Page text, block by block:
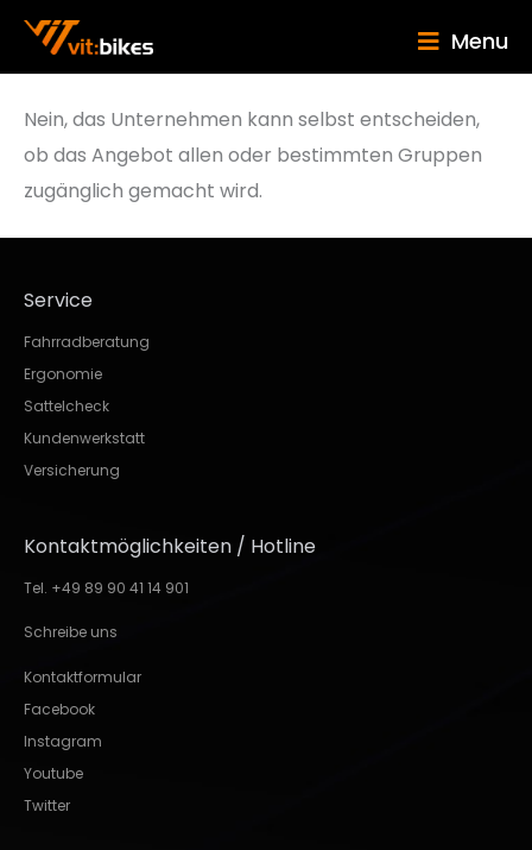
Menu
Nein, das Unternehmen kann selbst entscheiden,
ob das Angebot allen oder bestimmten Gruppen
zugänglich gemacht wird.
Service
Fahrradberatung
Ergonomie
Sattelcheck
Kundenwerkstatt
Versicherung
Kontaktmöglichkeiten / Hotline
Tel. +49 89 90 41 14 901
Schreibe uns
Kontaktformular
Facebook
Instagram
Youtube
Twitter